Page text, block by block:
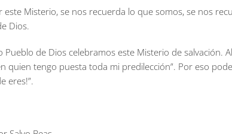
este Misterio, se nos recuerda lo que somos, se nos
Dios.
Pueblo de Dios celebramos este Misterio de
quien tengo puesta toda mi predilección”. Por eso
eres!”.